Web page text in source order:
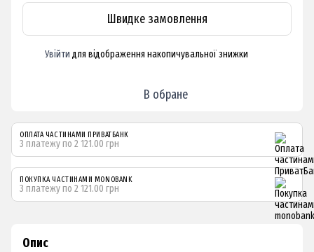
Швидке замовлення
Увійти для відображення накопичувальної знижки
В обране
ОПЛАТА ЧАСТИНАМИ ПРИВАТБАНК
3 платежу по 2 121.00 грн
ПОКУПКА ЧАСТИНАМИ MONOBANK
3 платежу по 2 121.00 грн
Опис